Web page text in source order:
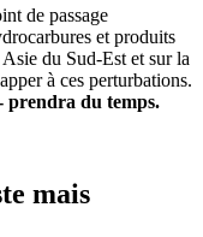
de passage
et produits
du Sud-Est et sur la
à ces perturbations.
prendra du temps.
mais